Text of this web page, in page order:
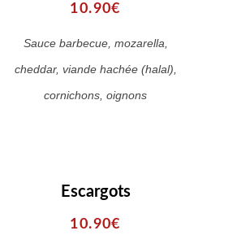
10.90€
Sauce barbecue, mozarella,
cheddar, viande hachée (halal),
cornichons, oignons
Escargots
10.90€